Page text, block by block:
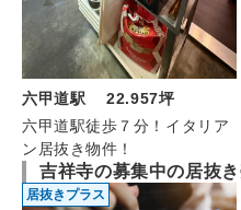
六甲道駅 22.957坪
六甲道駅徒歩７分！イタリア
ン居抜き物件！
吉祥寺の募集中の居抜
居抜きプラス